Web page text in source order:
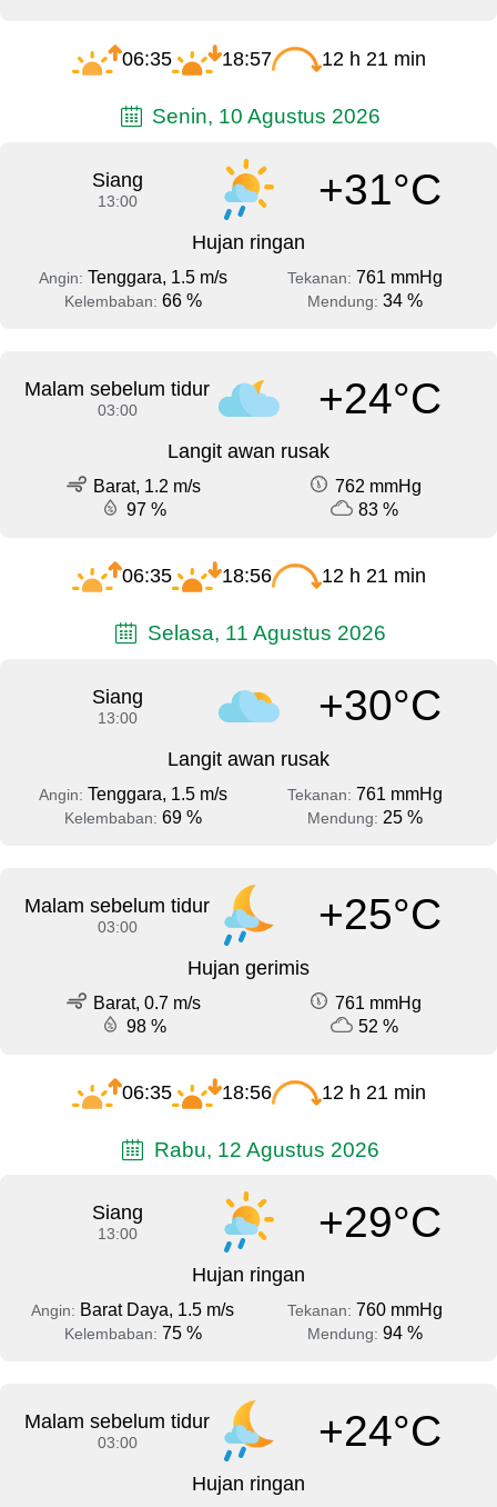
06:35 18:57 12 h 21 min
Senin, 10 Agustus 2026
Siang
13:00 +31°C
Hujan ringan
Angin: Tenggara, 1.5 m/s Tekanan: 761 mmHg
Kelembaban: 66 % Mendung: 34 %
Malam sebelum tidur
03:00 +24°C
Langit awan rusak
Barat, 1.2 m/s
762 mmHg
97 %
83 %
06:35 18:56 12 h 21 min
Selasa, 11 Agustus 2026
Siang
13:00 +30°C
Langit awan rusak
Angin: Tenggara, 1.5 m/s Tekanan: 761 mmHg
Kelembaban: 69 % Mendung: 25 %
Malam sebelum tidur
03:00 +25°C
Hujan gerimis
Barat, 0.7 m/s
761 mmHg
98 %
52 %
06:35 18:56 12 h 21 min
Rabu, 12 Agustus 2026
Siang
13:00 +29°C
Hujan ringan
Angin: Barat Daya, 1.5 m/s Tekanan: 760 mmHg
Kelembaban: 75 % Mendung: 94 %
Malam sebelum tidur
03:00 +24°C
Hujan ringan